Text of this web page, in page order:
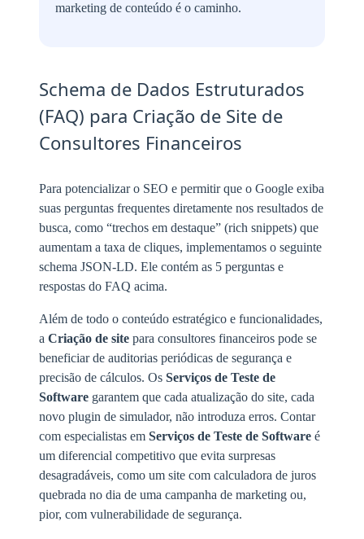
marketing de conteúdo é o caminho.
Schema de Dados Estruturados
(FAQ) para Criação de Site de
Consultores Financeiros
Para potencializar o SEO e permitir que o Google exiba
suas perguntas frequentes diretamente nos resultados de
busca, como “trechos em destaque” (rich snippets) que
aumentam a taxa de cliques, implementamos o seguinte
schema JSON-LD. Ele contém as 5 perguntas e
respostas do FAQ acima.
Além de todo o conteúdo estratégico e funcionalidades,
a Criação de site para consultores financeiros pode se
beneficiar de auditorias periódicas de segurança e
precisão de cálculos. Os Serviços de Teste de
Software garantem que cada atualização do site, cada
novo plugin de simulador, não introduza erros. Contar
com especialistas em Serviços de Teste de Software é
um diferencial competitivo que evita surpresas
desagradáveis, como um site com calculadora de juros
quebrada no dia de uma campanha de marketing ou,
pior, com vulnerabilidade de segurança.